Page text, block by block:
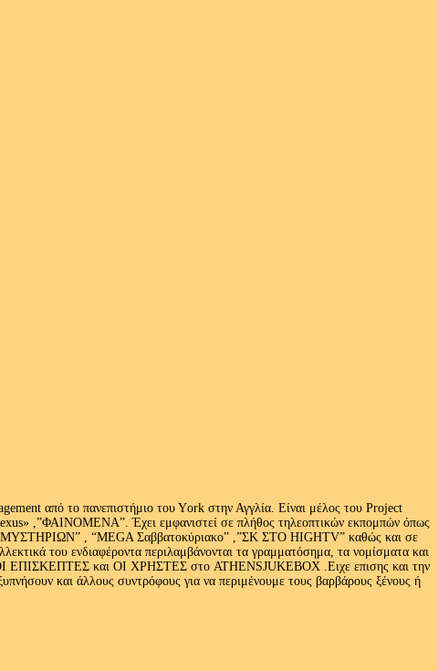
από το πανεπιστήμιο του Υork στην Αγγλία. Είναι μέλος του Project
,”ΦΑΙΝΟΜΕΝΑ”. Έχει εμφανιστεί σε πλήθος τηλεοπτικών εκπομπών όπως
, “MEGA Σαββατοκύριακο” ,”ΣΚ ΣΤΟ HIGHTV” καθώς και σε
του ενδιαφέροντα περιλαμβάνονται τα γραμματόσημα, τα νομίσματα και
ΕΠΙΣΚΕΠΤΕΣ και ΟΙ ΧΡΗΣΤΕΣ στο ATHENSJUKEBOX .Ειχε επισης και την
και άλλους συντρόφους για να περιμένουμε τους βαρβάρους ξένους ή